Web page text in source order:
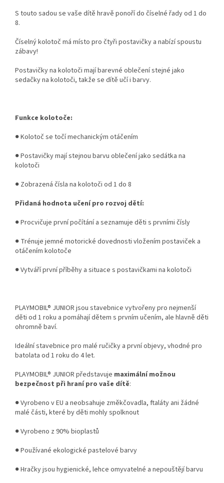
S touto sadou se vaše dítě hravě ponoří do číselné řady od 1 do
8.
Číselný kolotoč má místo pro čtyři postavičky a nabízí spoustu
zábavy!
Postavičky na kolotoči mají barevné oblečení stejné jako
sedačky na kolotoči, takže se dítě učí i barvy.
Funkce kolotoče:
● Kolotoč se točí mechanickým otáčením
● Postavičky mají stejnou barvu oblečení jako sedátka na
kolotoči
● Zobrazená čísla na kolotoči od 1 do 8
Přidaná hodnota učení pro rozvoj dětí:
● Procvičuje první počítání a seznamuje děti s prvními čísly
● Trénuje jemné motorické dovednosti vložením postaviček a
otáčením kolotoče
● Vytváří první příběhy a situace s postavičkami na kolotoči
PLAYMOBIL® JUNIOR jsou stavebnice vytvořeny pro nejmenší
děti od 1 roku a pomáhají dětem s prvním učením, ale hlavně děti
ohromně baví.
Ideální stavebnice pro malé ručičky a první objevy, vhodné pro
batolata od 1 roku do 4 let.
PLAYMOBIL® JUNIOR představuje maximální možnou
bezpečnost při hraní pro vaše dítě:
● Vyrobeno v EU a neobsahuje změkčovadla, ftaláty ani žádné
malé části, které by děti mohly spolknout
● Vyrobeno z 90% bioplastů
● Používané ekologické pastelové barvy
● Hračky jsou hygienické, lehce omyvatelné a nepouštějí barvu